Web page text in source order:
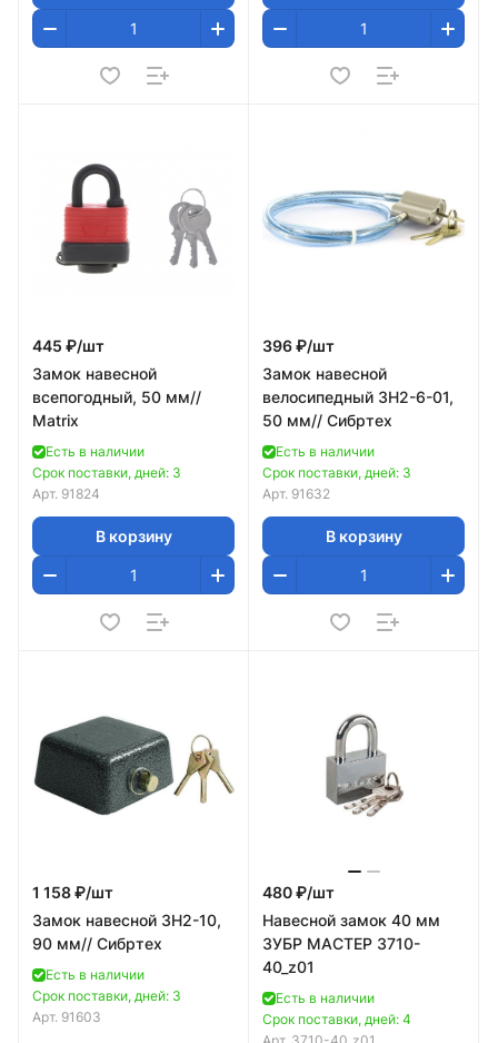
445 ₽/шт
Замок навесной
всепогодный, 50 мм//
Matrix
Есть в наличии
Срок поставки, дней: 3
Арт. 91824
В корзину
396 ₽/шт
Замок навесной
велосипедный ЗН2-6-01,
50 мм// Сибртех
Есть в наличии
Срок поставки, дней: 3
Арт. 91632
В корзину
1 158 ₽/шт
Замок навесной ЗН2-10,
90 мм// Сибртех
Есть в наличии
Срок поставки, дней: 3
Арт. 91603
480 ₽/шт
Навесной замок 40 мм
ЗУБР МАСТЕР 3710-
40_z01
Есть в наличии
Срок поставки, дней: 4